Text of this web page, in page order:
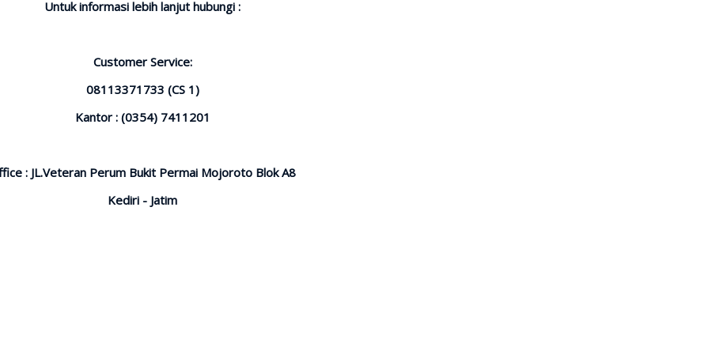
Untuk informasi lebih lanjut hubungi :
Customer Service:
08113371733 (CS 1)
Kantor : (0354) 7411201
: JL.Veteran Perum Bukit Permai Mojoroto Blok A8
Kediri - Jatim